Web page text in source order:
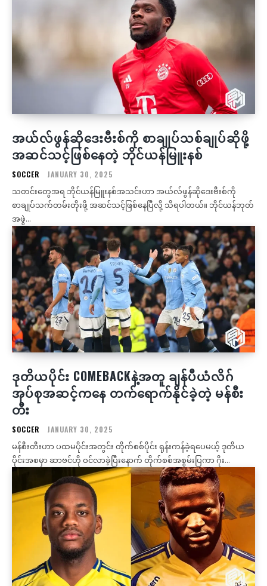
အယ်လ်ဖွန်ဆိုဒေးဗီးစ်ကို စာချုပ်သစ်ချုပ်ဆိုဖို့
အဆင်သင့်ဖြစ်နေတဲ့ ဘိုင်ယန်မြူးနစ်
SOCCER JANUARY 30, 2025
သတင်းတွေအရ ဘိုင်ယန်မြူးနစ်အသင်းဟာ အယ်လ်ဖွန်ဆိုဒေးဗီးစ်ကို
စာချုပ်သက်တမ်းတိုးဖို့ အဆင်သင့်ဖြစ်နေပြီလို့ သိရပါတယ်။ ဘိုင်ယန်ဘုတ်
အဖွဲ...
ဒုတိယပိုင်း COMEBACKနဲ့အတူ ချန်ပီယံလိဂ်
အုပ်စုအဆင့်ကနေ တက်ရောက်နိုင်ခဲ့တဲ့ မန်စီး
တီး
SOCCER JANUARY 30, 2025
မန်စီးတီးဟာ ပထမပိုင်းအတွင်း တိုက်စစ်ပိုင်း ရုန်းကန်ခဲ့ရပေမယ့် ဒုတိယ
ပိုင်းအစမှာ ဆာဗင်ဟို ဝင်လာခဲ့ပြီးနောက် တိုက်စစ်အစွမ်းပြကာ ဂိုး...